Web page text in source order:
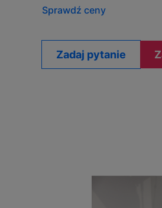
Sprawdź ceny
Zadaj pytanie